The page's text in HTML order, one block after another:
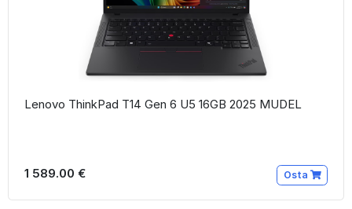
Lenovo ThinkPad T14 Gen 6 U5 16GB 2025 MUDEL
1 589.00 € Osta